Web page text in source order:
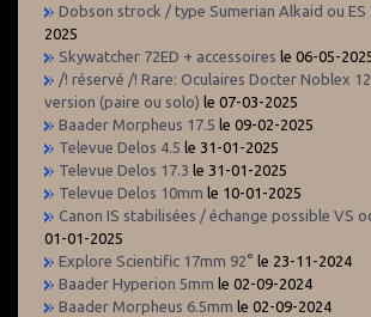
Dobson strock / type Sumerian Alkaid ou ES
2025
Skywatcher 72ED + accessoires le 06-05-
/! réservé /! Rare: Oculaires Docter Noblex
version (paire ou solo) le 07-03-2025
Baader Morpheus 17.5 le 09-02-2025
Televue Delos 4.5 le 31-01-2025
Televue Delos 17.3 le 31-01-2025
Televue Delos 10mm le 10-01-2025
Canon IS stabilisées / échange possible VS
01-01-2025
Explore Scientific 17mm 92° le 23-11-2024
Baader Hyperion 5mm le 02-09-2024
Baader Morpheus 6.5mm le 02-09-2024